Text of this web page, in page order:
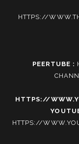
HTTPS://
PEERTUBE :
HTTPS://
HTTPS://